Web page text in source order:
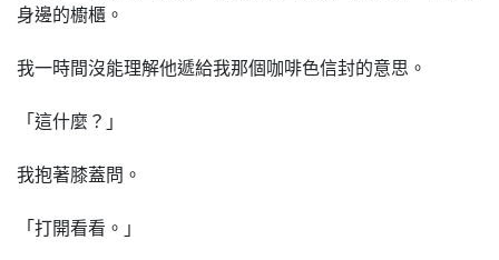
身邊的櫥櫃。
我一時間沒能理解他遞給我那個咖啡色信封的意思。
「這什麼？」
我抱著膝蓋問。
「打開看看。」